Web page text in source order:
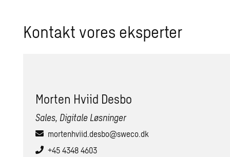
Kontakt vores eksperter
Mor­ten Hviid Desbo
Sales, Digitale Løsninger
mortenhviid.desbo@sweco.dk
+45 4348 4603